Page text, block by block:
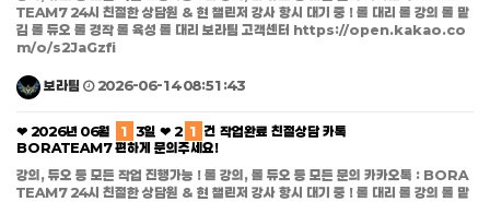
TEAM7 24시 친절한 상담원 & 현 챌린저 강사 항시 대기 중 ! 롤 대리 롤 강의 롤 맡
김 롤 듀오 롤 경작 롤 육성 롤 대리 보라팀 고객센터 https://open.kakao.co
m/o/s2JaGzfi
보라팀 2026-06-14 08:51:43
❤ 2026년 06월 1 3일 ❤ 2 1 건 작업완료 친절상담 카톡
BORATEAM7 편하게 문의주세요!
강의, 듀오 등 모든 작업 진행가능 ! 롤 강의, 롤 듀오 등 모든 문의 카카오톡 : BORA
TEAM7 24시 친절한 상담원 & 현 챌린저 강사 항시 대기 중 ! 롤 대리 롤 강의 롤 맡